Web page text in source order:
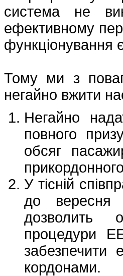
система не
ефективному
функціонування
Тому ми з
негайно вжити
Негайно
повного
обсяг
У тісній
до вересня
дозволить
процедури
забезпечити
кордонами.